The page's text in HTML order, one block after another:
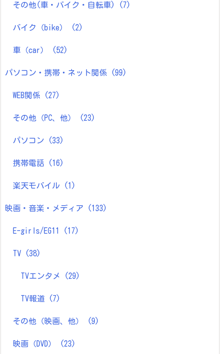
その他(車・バイク・自転車) (7)
バイク（bike） (2)
車（car） (52)
パソコン・携帯・ネット関係 (99)
WEB関係 (27)
その他（PC、他） (23)
パソコン (33)
携帯電話 (16)
楽天モバイル (1)
映画・音楽・メディア (133)
E-girls/EG11 (17)
TV (38)
TVエンタメ (29)
TV報道 (7)
その他（映画、他） (9)
映画（DVD） (23)